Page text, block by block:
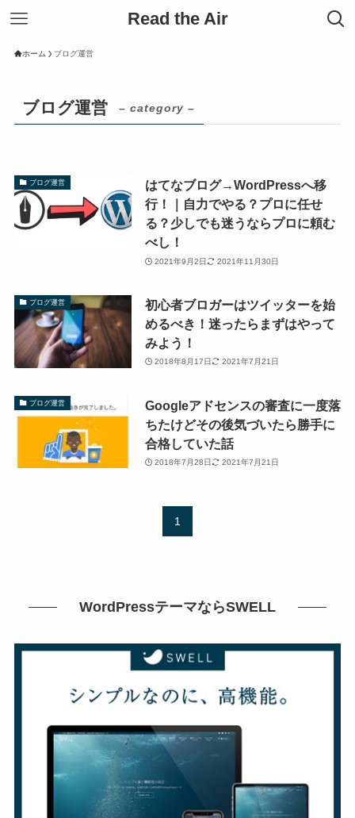
Read the Air
ホーム ブログ運営
ブログ運営 – category –
ブログ運営
はてなブログ→WordPressへ移
行！｜自力でやる？プロに任せ
る？少しでも迷うならプロに頼む
べし！
2021年9月2日 2021年11月30日
ブログ運営
初心者ブロガーはツイッターを始
めるべき！迷ったらまずはやって
みよう！
2018年8月17日 2021年7月21日
ブログ運営
Googleアドセンスの審査に一度落
ちたけどその後気づいたら勝手に
合格していた話
2018年7月28日 2021年7月21日
1
WordPressテーマならSWELL